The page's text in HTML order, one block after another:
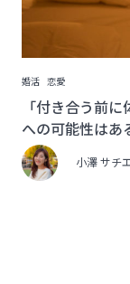
婚活 恋愛
「付き合う前
への可能性はあ
小澤 サチ